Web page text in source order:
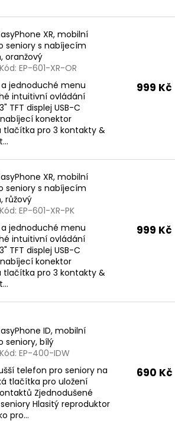
XR, mobilní
seniory s nabíjecím
oranžový
Kód: EP-601-XR-OR
jednoduché menu
intuitivní ovládání
TFT displej USB-C
konektor
tlačítka pro 3 kontakty &
999 Kč
XR, mobilní
seniory s nabíjecím
růžový
Kód: EP-601-XR-PK
jednoduché menu
intuitivní ovládání
TFT displej USB-C
konektor
tlačítka pro 3 kontakty &
999 Kč
ID, mobilní
seniory, bílý
Kód: EP-400-IDW
telefon pro seniory na
tlačítka pro uložení
Zjednodušené
Hlasitý reproduktor
pro...
690 Kč